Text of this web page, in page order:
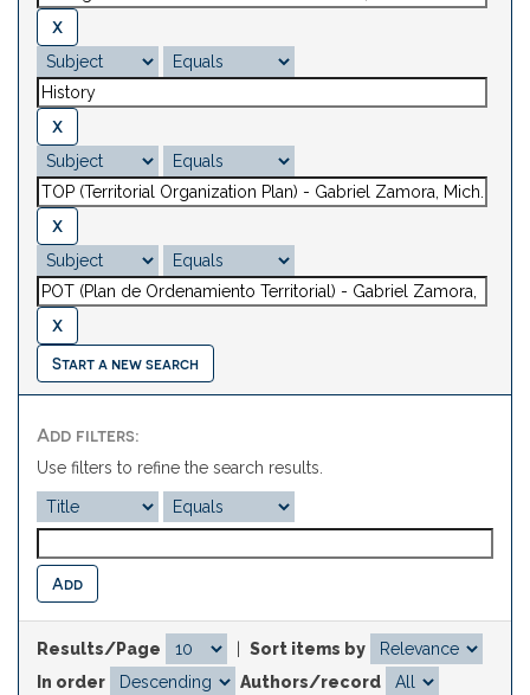
Start a new search
Add filters:
Use filters to refine the search results.
Results/Page
Sort items by
In order
Authors/record